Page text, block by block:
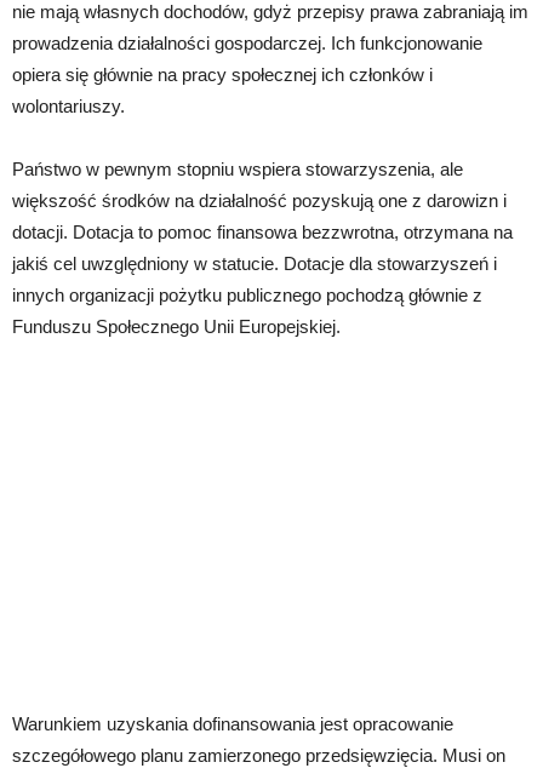
nie mają własnych dochodów, gdyż przepisy prawa zabraniają im
prowadzenia działalności gospodarczej. Ich funkcjonowanie
opiera się głównie na pracy społecznej ich członków i
wolontariuszy.
Państwo w pewnym stopniu wspiera stowarzyszenia, ale
większość środków na działalność pozyskują one z darowizn i
dotacji. Dotacja to pomoc finansowa bezzwrotna, otrzymana na
jakiś cel uwzględniony w statucie. Dotacje dla stowarzyszeń i
innych organizacji pożytku publicznego pochodzą głównie z
Funduszu Społecznego Unii Europejskiej.
Warunkiem uzyskania dofinansowania jest opracowanie
szczegółowego planu zamierzonego przedsięwzięcia. Musi on